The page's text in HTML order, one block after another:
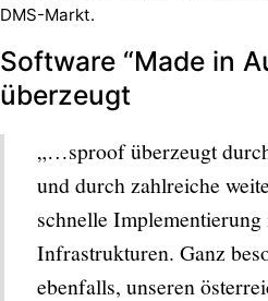
DMS-Markt.
Software “Made in
überzeugt
„…sproof überzeugt
und durch zahlreiche
schnelle
Infrastrukturen. Ganz
ebenfalls, unseren